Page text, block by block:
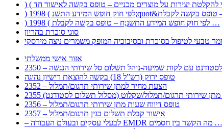
) 1998 ( לפי חוק חופש המידע התשנ;ח – טופס בקשה לקבלת …
סוגי סוכרת בהריון
טבעי לטיפול בסוכרת ובסיבוכיה המופק משמרים ניצה מירסקי
אזור אישי ממשלתי
מידע לסטודנט עם לקות שמיעה-נוהל תשלום סל שירותי הנגשה
טופס ירוק (רש”ל 18) בקשה להוצאת רישיון נהיגה
2352 – הצעת מחיר למתן שירותי תרגום/תמלול
מתן שירותי תרגום/תמלול/שקלוט (מסלול תשלום לסטודנט)
2356 – טופס דיווח שעות מתן שירותי תרגום/תמלול
2357 – אישור קבלת תשלום בגין תרגום/תמלול
– לבעלי עסקים ובעולם העבודה EMDR מה הקשר בין חסמים …